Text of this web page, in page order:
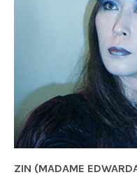
ZIN (MADAME